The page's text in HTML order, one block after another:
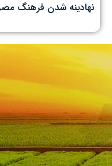
نهادینه شدن فرهنگ